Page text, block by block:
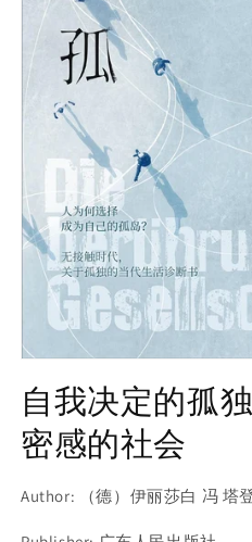
media
1
in
modal
自我决定的孤
密感的社会
Author: （德）伊丽莎白 冯 塔